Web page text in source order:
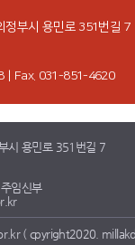
정부시 용민로 351번길 7
| Fax. 031-851-4620
시 용민로 351번길 7
임신부
( cpyright2020.